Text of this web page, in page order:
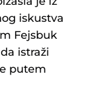
iskustva
Fejsbuk
istraži
putem